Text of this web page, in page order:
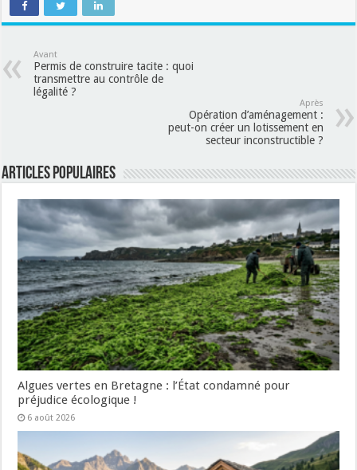
Avant
Permis de construire tacite : quoi
transmettre au contrôle de
légalité ?
Après
Opération d’aménagement :
peut-on créer un lotissement en
secteur inconstructible ?
Articles populaires
Algues vertes en Bretagne : l’État condamné pour
préjudice écologique !
6 août 2026